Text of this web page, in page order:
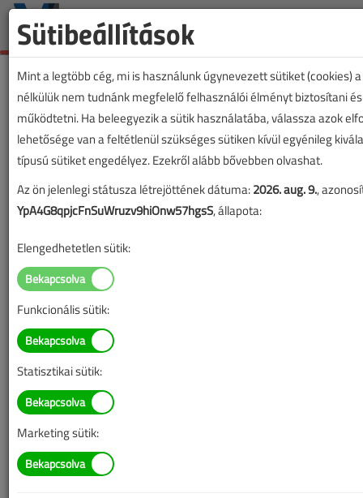
Szigetelt vezetékek
keresztmetszet-
csökkenésének problémái
2016. április 4. |
Sütibeállítások
Mint a legtöbb cég, mi is használunk úgynevezett sütiket (cookies)
nélkülük nem tudnánk megfelelő felhasználói élményt biztosítani
működtetni. Ha beleegyezik a sütik használatába, válassza azok
lehetősége van a feltétlenül szükséges sütiken kívül egyénileg
típusú sütiket engedélyez. Ezekről alább bővebben olvashat.
Az ön jelenlegi státusza létrejöttének dátuma:2026. aug. 9.,
YpA4G8qpjcFnSuWruzv9hiOnw57hgsS, állapota:
Elengedhetetlen sütik:
Funkcionális sütik:
Statisztikai sütik:
Marketing sütik: